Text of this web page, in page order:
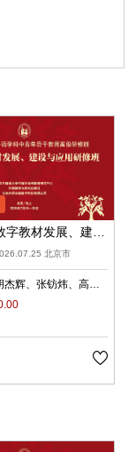
教材发展、建设
京）
北京市
杰辉 张钫炜
高
琛